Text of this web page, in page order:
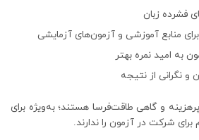
فشرده زبان
منابع آموزشی و آزمون‌های آزمایشی
به امید نمره بهتر
و نگرانی از نتیجه
و گاهی طاقت‌فرسا هستند؛ به‌ویژه برای
برای شرکت در آزمون را ندارند.